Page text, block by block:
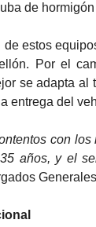
de hormigón
de estos
Por el
se adapta al
entrega del
con
años, y el